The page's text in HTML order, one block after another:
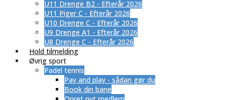
U11 Drenge B2 - Efterår 2026
U11 Piger C - Efterår 2026
U10 Drenge C - Efterår 2026
U9 Drenge A1 - Efterår 2026
U8 Drenge C - Efterår 2026
Hold tilmelding
Øvrig sport
Padel tennis
Pay and play - sådan gør du
Book din bane